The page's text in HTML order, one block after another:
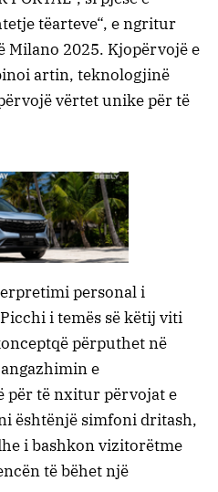
tëarteve“, engritur
Milano 2025. Kjopërvojëe
artin, teknologjinë
vërtetunikepërtë
personali
Picchiitemës sëkëtij viti
qëpërputhetnë
angazhimine
përtënxiturpërvojate
ështënjë simfonidritash,
ibashkonvizitorëtme
tëbëhetnjë